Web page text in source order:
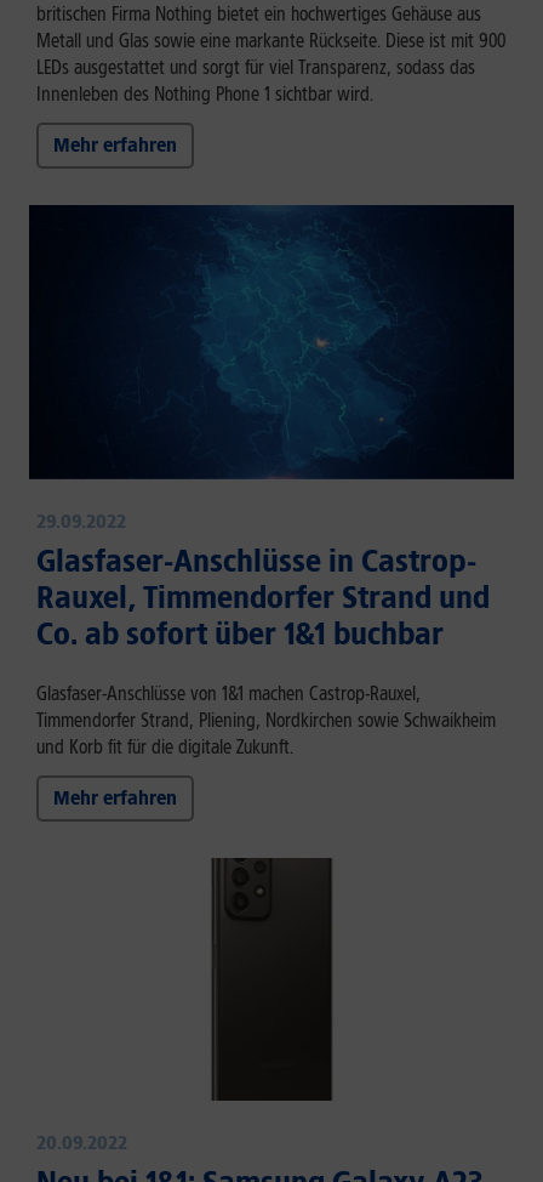
britischen Firma Nothing bietet ein hochwertiges Gehäuse aus
Metall und Glas sowie eine markante Rückseite. Diese ist mit 900
LEDs ausgestattet und sorgt für viel Transparenz, sodass das
Innenleben des Nothing Phone 1 sichtbar wird.
Mehr erfahren
29.09.2022
Glasfaser-Anschlüsse in Castrop-
Rauxel, Timmendorfer Strand und
Co. ab sofort über 1&1 buchbar
Glasfaser-Anschlüsse von 1&1 machen Castrop-Rauxel,
Timmendorfer Strand, Pliening, Nordkirchen sowie Schwaikheim
und Korb fit für die digitale Zukunft.
Mehr erfahren
20.09.2022